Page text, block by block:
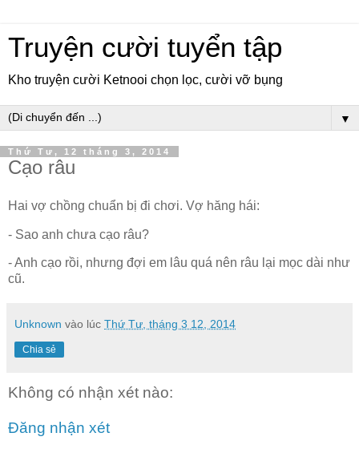
Truyện cười tuyển tập
Kho truyện cười Ketnooi chọn lọc, cười vỡ bụng
▼
Thứ Tư, 12 tháng 3, 2014
Cạo râu
Hai vợ chồng chuẩn bị đi chơi. Vợ hăng hái:
- Sao anh chưa cạo râu?
- Anh cạo rồi, nhưng đợi em lâu quá nên râu lại mọc dài như
cũ.
Unknown vào lúc Thứ Tư, tháng 3 12, 2014
Chia sẻ
Không có nhận xét nào:
Đăng nhận xét